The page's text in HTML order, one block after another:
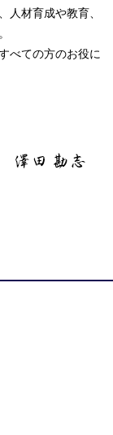
人材育成や教育、
べての方のお役に